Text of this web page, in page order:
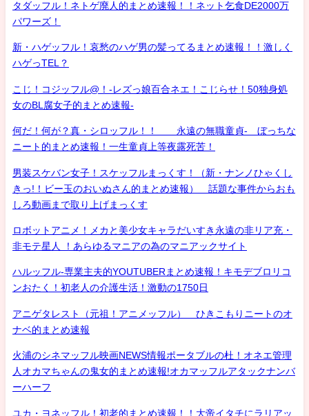
タダッフル！ネトゲ廃人的まとめ速報！！ネット乞食DE2000万
パワーズ！
新・ハゲッフル！哀愁のハゲ男の髪ってるまとめ速報！！激しく
ハゲっTEL？
こじ！コジッフル@！-レズっ娘百合ネエ！こじらせ！50独身処
女のBL腐女子的まとめ速報-
何だ！何が？真・シロッフル！！ 永遠の無職童貞- ぼっちな
ニート的まとめ速報！一生童貞上等夜露死苦！
男装スケバン女子！スケッフルまっくす！（新・ナンノひゃくし
きっ!！ビー玉のおいぬさん的まとめ速報） 話題な事件からおも
しろ動画まで取り上げまっくす
ロボットアニメ！メカと美少女キャラだいすき永遠の非リア充・
非モテ星人 ！あらゆるマニアの為のマニアックサイト
ハルッフル-専業主夫的YOUTUBERまとめ速報！キモデブロリコ
ンおたく！初老人の介護生活！激動の1750日
アニゲタレスト（元祖！アニメッフル） ひきこもりニートのオ
ナベ的まとめ速報
火浦のシネマッフル映画NEWS情報ポータブルの杜！オネエ管理
人オカマちゃんの鬼女的まとめ速報!オカマッフルアタックナンバ
ーハーフ
ユカ・ヨネッフル！初老的まとめ速報！！大帝イタチにラリアッ